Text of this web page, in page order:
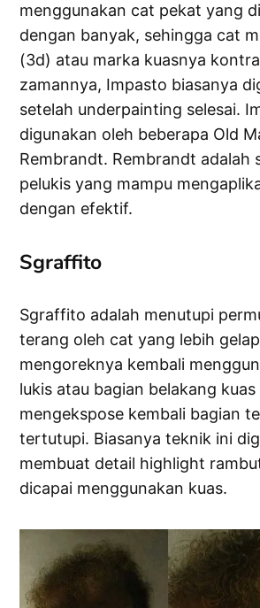
menggunakan cat pekat yang
dengan banyak, sehingga cat
(3d) atau marka kuasnya
zamannya, Impasto biasanya
setelah underpainting selesai.
digunakan oleh beberapa Old
Rembrandt. Rembrandt adalah
pelukis yang mampu
dengan efektif.
Sgraffito
Sgraffito adalah menutupi
terang oleh cat yang lebih
mengoreknya kembali
lukis atau bagian belakang
mengekspose kembali bagian
tertutupi. Biasanya teknik ini
membuat detail highlight
dicapai menggunakan kuas.